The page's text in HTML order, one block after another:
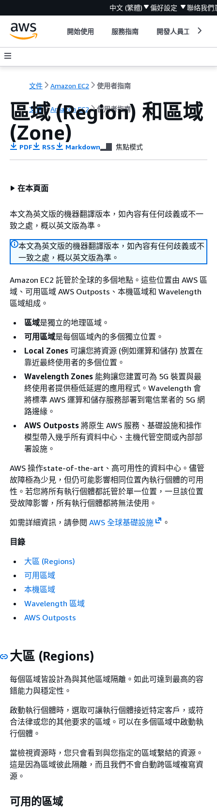
中文 (繁體) 偏好設定 聯絡我們
開始使用 服務指南 開發人員工具
文件 Amazon EC2 使用者指南
文件 Amazon EC2 使用者指南
區域 (Region) 和區域
(Zone)
PDF RSS Markdown 焦點模式
在本頁面
本文為英文版的機器翻譯版本，如內容有任何歧義或不一
致之處，概以英文版為準。
本文為英文版的機器翻譯版本，如內容有任何歧義或不
一致之處，概以英文版為準。
Amazon EC2 託管於全球的多個地點。這些位置由 AWS 區
域、可用區域 AWS Outposts、本機區域和 Wavelength
區域組成。
區域是獨立的地理區域。
可用區域是每個區域內的多個獨立位置。
Local Zones 可讓您將資源 (例如運算和儲存) 放置在
靠近最終使用者的多個位置。
Wavelength Zones 能夠讓您建置可為 5G 裝置與最
終使用者提供極低延遲的應用程式。Wavelength 會
將標準 AWS 運算和儲存服務部署到電信業者的 5G 網
路邊緣。
AWS Outposts 將原生 AWS 服務、基礎設施和操作
模型帶入幾乎所有資料中心、主機代管空間或內部部
署設施。
AWS 操作state-of-the-art、高可用性的資料中心。儘管
故障極為少見，但仍可能影響相同位置內執行個體的可用
性。若您將所有執行個體都託管於單一位置，一旦該位置
受故障影響，所有執行個體都將無法使用。
如需詳細資訊，請參閱 AWS 全球基礎設施
。
目錄
大區 (Regions)
可用區域
本機區域
Wavelength 區域
AWS Outposts
大區 (Regions)
每個區域皆設計為與其他區域隔離。如此可達到最高的容
錯能力與穩定性。
啟動執行個體時，選取可讓執行個體接近特定客戶，或符
合法律或您的其他要求的區域。可以在多個區域中啟動執
行個體。
當檢視資源時，您只會看到與您指定的區域繫結的資源。
這是因為區域彼此隔離，而且我們不會自動跨區域複寫資
源。
可用的區域